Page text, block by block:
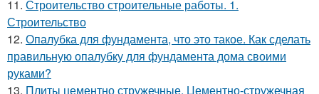
11. Строительство строительные работы. 1.
Строительство
12. Опалубка для фундамента, что это такое. Как сделать
правильную опалубку для фундамента дома своими
руками?
13. Плиты цементно стружечные. Цементно-стружечная